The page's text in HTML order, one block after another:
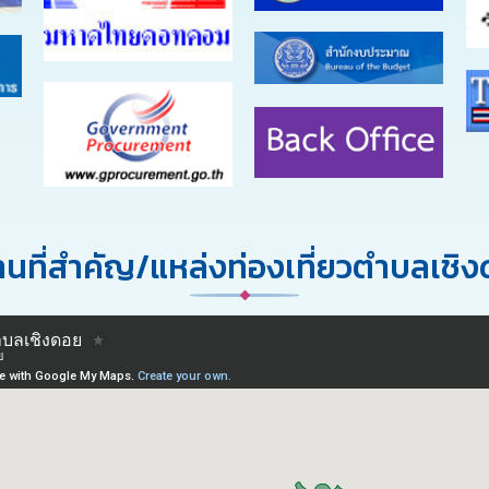
ที่สำคัญ/แหล่งท่องเที่ยวตำบลเชิ